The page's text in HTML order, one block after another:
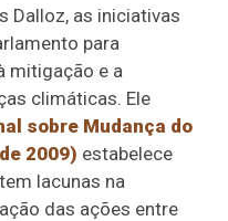
Dalloz, as iniciativas
para
mitigação e a
climáticas. Ele
sobre Mudança do
2009) estabelece
lacunas na
das ações entre